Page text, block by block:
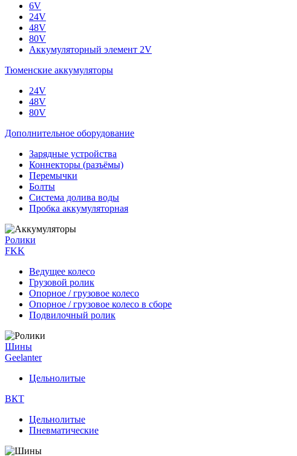
6V
24V
48V
80V
Аккумуляторный элемент 2V
Тюменские аккумуляторы
24V
48V
80V
Дополнительное оборудование
Зарядные устройства
Коннекторы (разъёмы)
Перемычки
Болты
Система долива воды
Пробка аккумуляторная
Ролики
FKK
Ведущее колесо
Грузовой ролик
Опорное / грузовое колесо
Опорное / грузовое колесо в сборе
Подвилочный ролик
Шины
Geelanter
Цельнолитые
ВКТ
Цельнолитые
Пневматические